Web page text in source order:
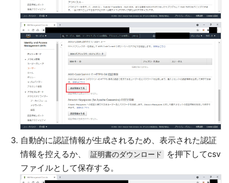
自動的に認証情報が生成されるため、表示された認証
情報を控えるか、
証明書のダウンロード
を押下してcsv
ファイルとして保存する。